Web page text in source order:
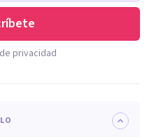
privacidad